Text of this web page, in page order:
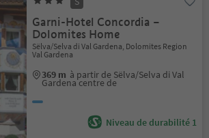
Garni-Hotel Concordia –
Dolomites Home
Sëlva/Selva di Val Gardena, Dolomites Region
Val Gardena
369 m à partir de Sëlva/Selva di Val
Gardena centre de
Niveau de durabilité 1